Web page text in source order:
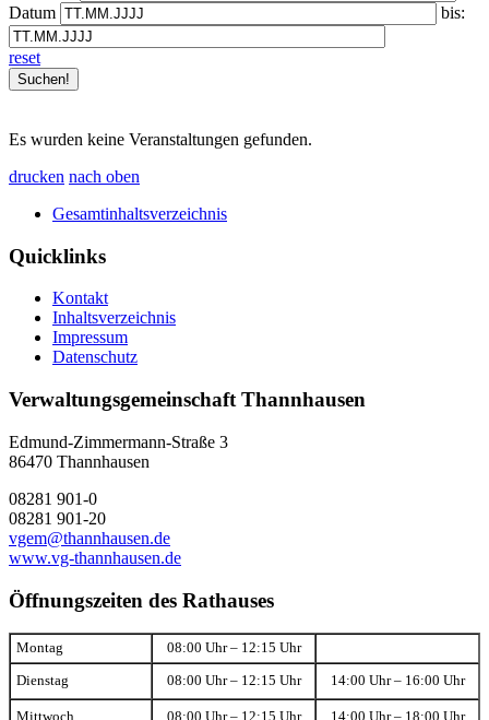
Datum
bis:
reset
Es wurden keine Veranstaltungen gefunden.
drucken nach oben
Gesamtinhaltsverzeichnis
Quicklinks
Kontakt
Inhaltsverzeichnis
Impressum
Datenschutz
Verwaltungsgemeinschaft Thannhausen
Edmund-Zimmermann-Straße 3
86470 Thannhausen
08281 901-0
08281 901-20
vgem@thannhausen.de
www.vg-thannhausen.de
Öffnungszeiten des Rathauses
Montag 08:00 Uhr – 12:15 Uhr
Dienstag 08:00 Uhr – 12:15 Uhr 14:00 Uhr – 16:00 Uhr